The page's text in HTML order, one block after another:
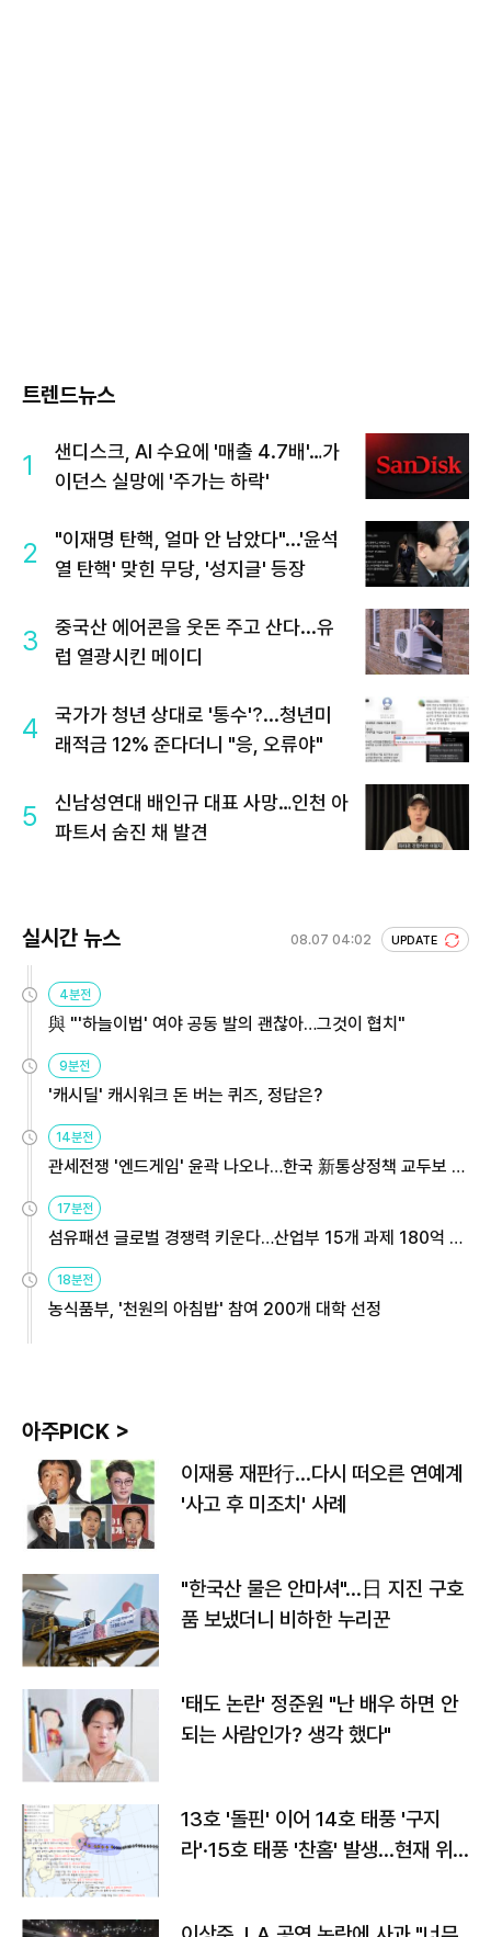
트렌드뉴스
1
샌디스크, AI 수요에 '매출 4.7배'…가
이던스 실망에 '주가는 하락'
2
"이재명 탄핵, 얼마 안 남았다"...'윤석
열 탄핵' 맞힌 무당, '성지글' 등장
3
중국산 에어콘을 웃돈 주고 산다...유
럽 열광시킨 메이디
4
국가가 청년 상대로 '통수'?...청년미
래적금 12% 준다더니 "응, 오류야"
5
신남성연대 배인규 대표 사망…인천 아
파트서 숨진 채 발견
실시간 뉴스 08.07 04:02 UPDATE
4분전
與 "'하늘이법' 여야 공동 발의 괜찮아…그것이 협치"
9분전
'캐시딜' 캐시워크 돈 버는 퀴즈, 정답은?
14분전
관세전쟁 '엔드게임' 윤곽 나오나…한국 新통상정책 교두보 활
17분전
섬유패션 글로벌 경쟁력 키운다…산업부 15개 과제 180억 지
18분전
농식품부, '천원의 아침밥' 참여 200개 대학 선정
아주PICK >
이재룡 재판行…다시 떠오른 연예계
'사고 후 미조치' 사례
"한국산 물은 안마셔"…日 지진 구호
품 보냈더니 비하한 누리꾼
'태도 논란' 정준원 "난 배우 하면 안
되는 사람인가? 생각 했다"
13호 '돌핀' 이어 14호 태풍 '구지
라'·15호 태풍 '찬홈' 발생…현재 위